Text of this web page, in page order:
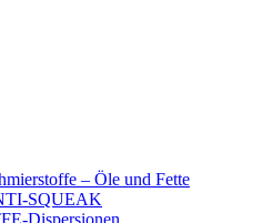
– Öle und Fette
SQUEAK
Dispersionen